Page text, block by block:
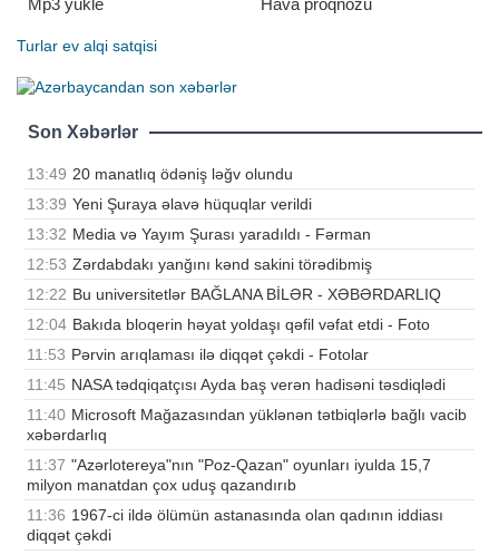
Mp3 yukle
Hava proqnozu
Turlar ev alqi satqisi
Son Xəbərlər
13:49 20 manatlıq ödəniş ləğv olundu
13:39 Yeni Şuraya əlavə hüquqlar verildi
13:32 Media və Yayım Şurası yaradıldı - Fərman
12:53 Zərdabdakı yanğını kənd sakini törədibmiş
12:22 Bu universitetlər BAĞLANA BİLƏR - XƏBƏRDARLIQ
12:04 Bakıda bloqerin həyat yoldaşı qəfil vəfat etdi - Foto
11:53 Pərvin arıqlaması ilə diqqət çəkdi - Fotolar
11:45 NASA tədqiqatçısı Ayda baş verən hadisəni təsdiqlədi
11:40 Microsoft Mağazasından yüklənən tətbiqlərlə bağlı vacib
xəbərdarlıq
11:37 "Azərlotereya"nın "Poz-Qazan" oyunları iyulda 15,7
milyon manatdan çox uduş qazandırıb
11:36 1967-ci ildə ölümün astanasında olan qadının iddiası
diqqət çəkdi